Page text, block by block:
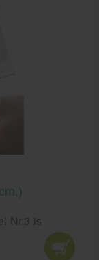
Nr.3 is
van de
voor